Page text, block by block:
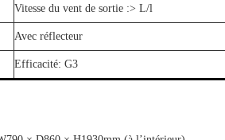
Vitesse du vent de sortie :> L/l
Avec réflecteur
Efficacité: G3